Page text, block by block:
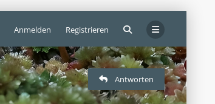
Anmelden Registrieren
Antworten